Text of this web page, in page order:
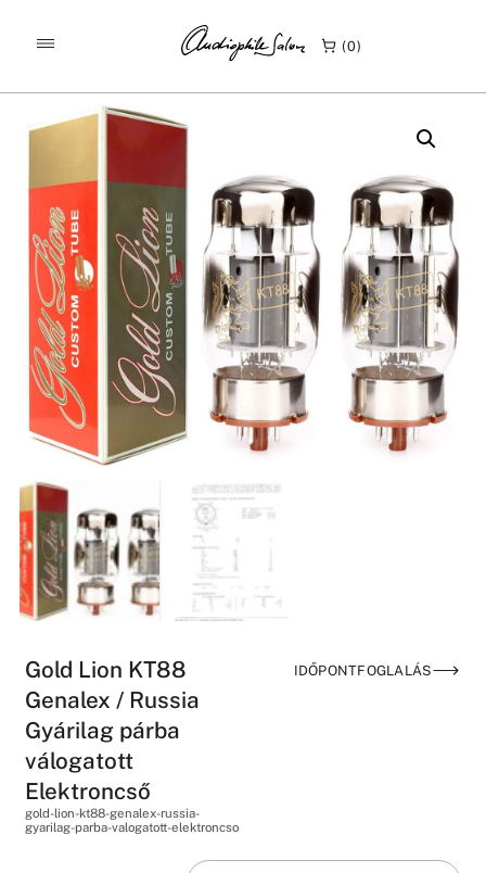
0
KEZDŐLAP TERMÉKEK
/
GOLD LION KT88 GENALEX / RUSSIA GYÁRILAG PÁRBA
IDŐPONTFOGLALÁS
Gold Lion KT88
Genalex / Russia
Gyárilag párba
válogatott
Elektroncső
gold-lion-kt88-genalex-russia-
gyarilag-parba-valogatott-elektroncso